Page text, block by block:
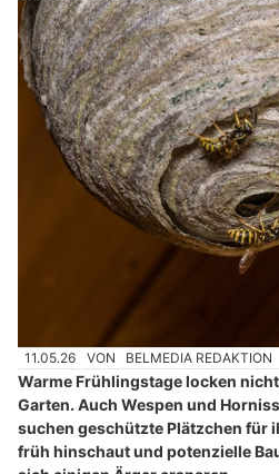
11.05.26 VON BELMEDIA REDAKTION
Warme Frühlingstage locken
Garten. Auch Wespen und
suchen geschützte Plätzchen für
früh hinschaut und potenzielle